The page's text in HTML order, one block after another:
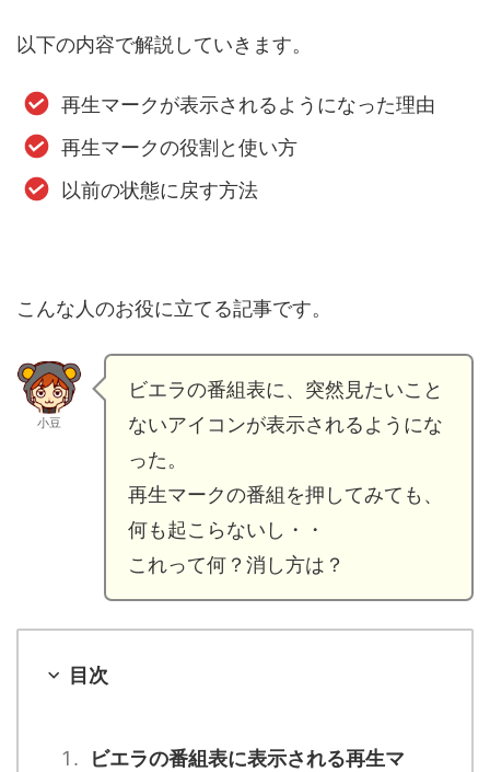
以下の内容で解説していきます。
再生マークが表示されるようになった理由
再生マークの役割と使い方
以前の状態に戻す方法
こんな人のお役に立てる記事です。
小豆
ビエラの番組表に、突然見たいこと
ないアイコンが表示されるようにな
った。
再生マークの番組を押してみても、
何も起こらないし・・
これって何？消し方は？
目次
ビエラの番組表に表示される再生マ